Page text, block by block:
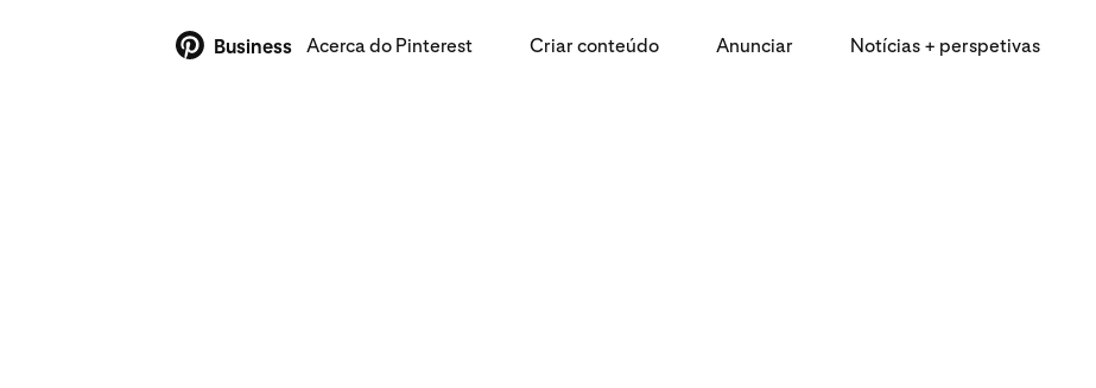
Business Acerca do Pinterest Criar conteúdo Anunciar Notícias + perspetivas